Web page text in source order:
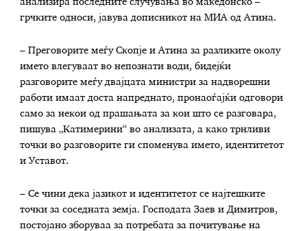
анализира последните случувања во македонско –
грчките односи, јавува дописникот на МИА од Атина.
– Преговорите меѓу Скопје и Атина за разликите околу
името влегуваат во непознати води, бидејќи
разговорите меѓу двајцата министри за надворешни
работи имаат доста напреднато, пронаоѓајќи одговори
само за некои од прашањата за кои што се разговара,
пишува „Катимерини“ во анализата, а како трнливи
точки во разговорите ги споменува името, идентитетот
и Уставот.
– Се чини дека јазикот и идентитетот се најтешките
точки за соседната земја. Господата Заев и Димитров,
постојано зборуваа за потребата за почитување на